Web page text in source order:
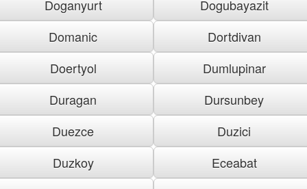
Doganyurt
Dogubayazit
Domanic
Dortdivan
Doertyol
Dumlupinar
Duragan
Dursunbey
Duezce
Duzici
Duzkoy
Eceabat